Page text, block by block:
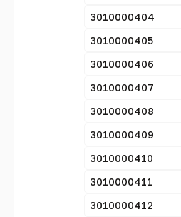
3010000404
3010000405
3010000406
3010000407
3010000408
3010000409
3010000410
3010000411
3010000412